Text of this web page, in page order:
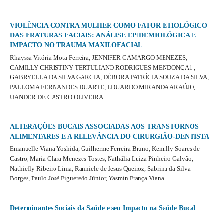
VIOLÊNCIA CONTRA MULHER COMO FATOR ETIOLÓGICO
DAS FRATURAS FACIAIS: ANÁLISE EPIDEMIOLÓGICA E
IMPACTO NO TRAUMA MAXILOFACIAL
Rhayssa Vitória Mota Ferreira, JENNIFER CAMARGO MENEZES,
CAMILLY CHRISTINY TERTULIANO RODRIGUES MENDONÇA1 ,
GABRYELLA DA SILVA GARCIA, DÉBORA PATRÍCIA SOUZA DA SILVA,
PALLOMA FERNANDES DUARTE, EDUARDO MIRANDA ARAÚJO,
UANDER DE CASTRO OLIVEIRA
ALTERAÇÕES BUCAIS ASSOCIADAS AOS TRANSTORNOS
ALIMENTARES E A RELEVÂNCIA DO CIRURGIÃO-DENTISTA
Emanuelle Viana Yoshida, Guilherme Ferreira Bruno, Kemilly Soares de
Castro, Maria Clara Menezes Tostes, Nathália Luiza Pinheiro Galvão,
Nathielly Ribeiro Lima, Ranniele de Jesus Queiroz, Sabrina da Silva
Borges, Paulo José Figueredo Júnior, Yasmin França Viana
Determinantes Sociais da Saúde e seu Impacto na Saúde Bucal